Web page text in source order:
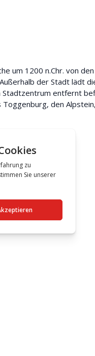
um 1200 n.Chr. von
der Stadt lädt
Stadtzentrum entfernt
den